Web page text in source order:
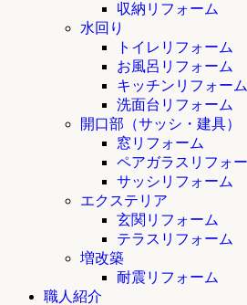
収納リフォーム
水回り
トイレリフォーム
お風呂リフォーム
キッチンリフォーム
洗面台リフォーム
開口部（サッシ・建具）
窓リフォーム
ペアガラスリフォ
サッシリフォーム
エクステリア
玄関リフォーム
テラスリフォーム
増改築
耐震リフォーム
職人紹介